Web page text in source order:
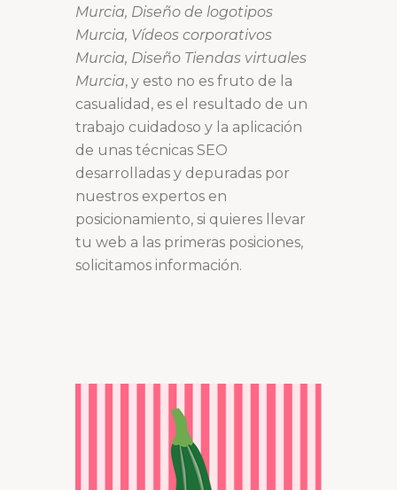
Murcia, Diseño de logotipos
Murcia, Vídeos corporativos
Murcia, Diseño Tiendas virtuales
Murcia, y esto no es fruto de la
casualidad, es el resultado de un
trabajo cuidadoso y la aplicación
de unas técnicas SEO
desarrolladas y depuradas por
nuestros expertos en
posicionamiento, si quieres llevar
tu web a las primeras posiciones,
solicitamos información.